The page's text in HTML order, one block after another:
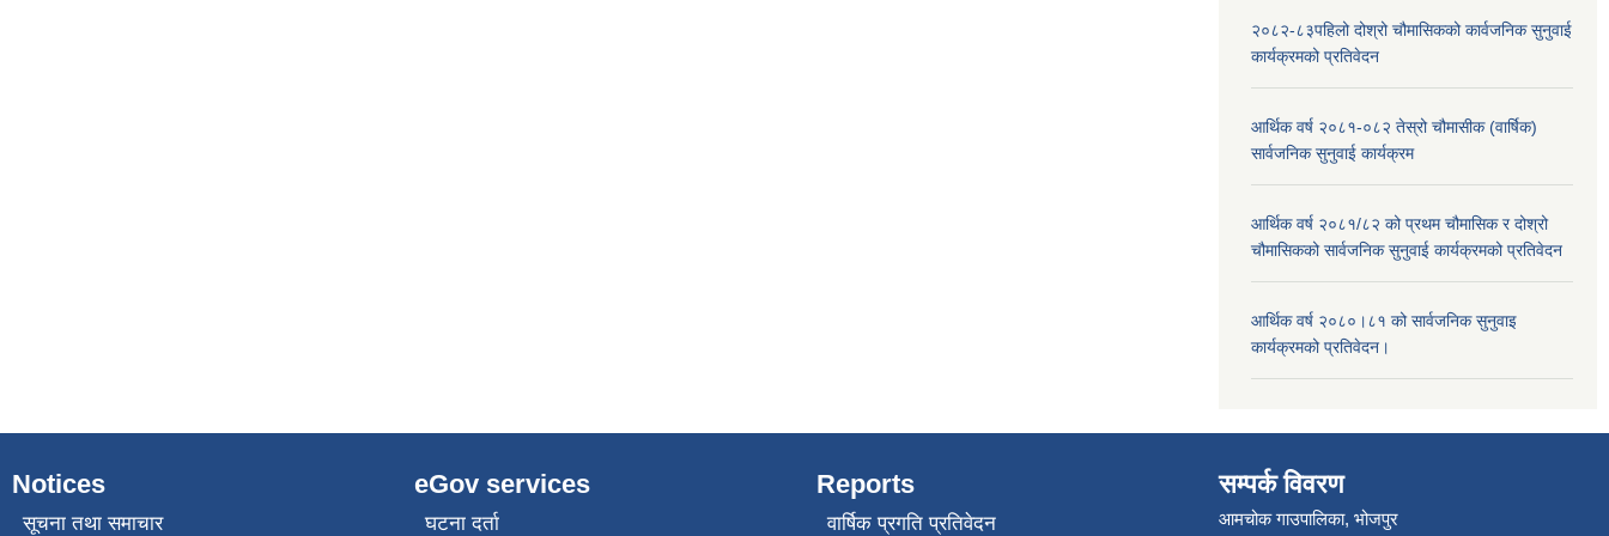
२०८२-८३पहिलो दोश्रो चौमासिकको कार्वजनिक सुनुवाई
कार्यक्रमको प्रतिवेदन
आर्थिक वर्ष २०८१-०८२ तेस्रो चौमासीक (वार्षिक)
सार्वजनिक सुनुवाई कार्यक्रम
आर्थिक वर्ष २०८१/८२ को प्रथम चौमासिक र दोश्रो
चौमासिकको सार्वजनिक सुनुवाई कार्यक्रमको प्रतिवेदन
आर्थिक वर्ष २०८०।८१ को सार्वजनिक सुनुवाइ
कार्यक्रमको प्रतिवेदन।
Notices
सूचना तथा समाचार
eGov services
घटना दर्ता
Reports
वार्षिक प्रगति प्रतिवेदन
सम्पर्क विवरण
आमचोक गाउपालिका, भोजपुर